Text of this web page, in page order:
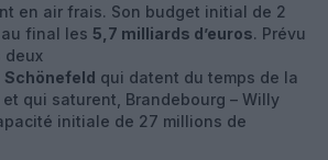
en air frais. Son budget initial de 2
final les 5,7 milliards d’euros. Prévu
deux
Schönefeld qui datent du temps de la
qui saturent, Brandebourg – Willy
initiale de 27 millions de